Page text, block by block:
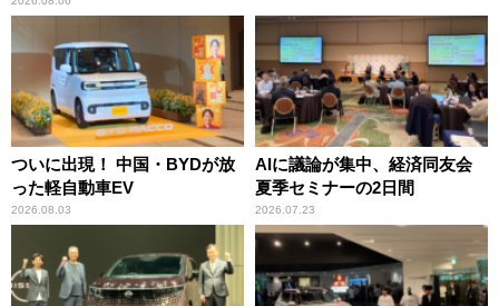
ついに出現！ 中国・BYDが放
った軽自動車EV
2026.08.03
AIに議論が集中、経済同友会
夏季セミナーの2日間
2026.07.23